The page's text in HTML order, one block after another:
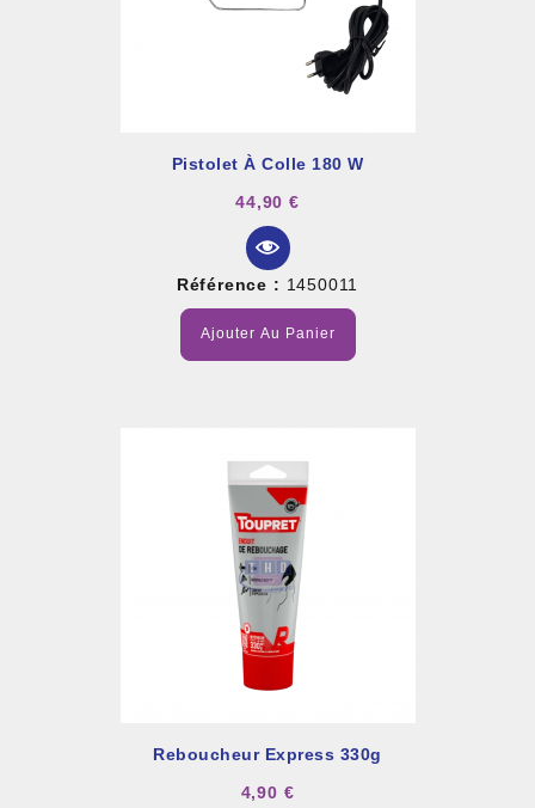
Pistolet À Colle 180 W
44,90 €
Référence : 1450011
Ajouter Au Panier
Reboucheur Express 330g
4,90 €